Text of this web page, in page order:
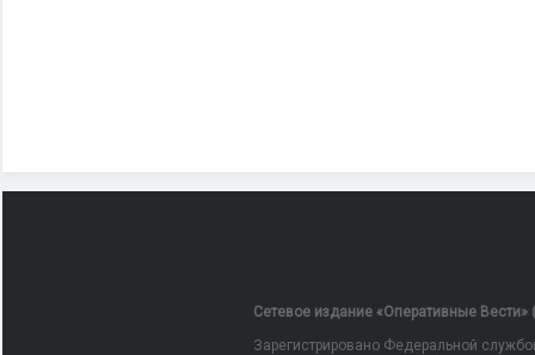
Сетевое издание «Оперативные Вести»
Зарегистрировано Федеральной